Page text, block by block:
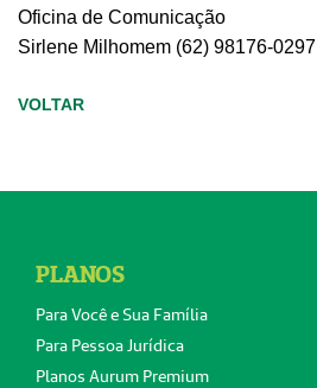
Oficina de Comunicação
Sirlene Milhomem (62) 98176-0297
VOLTAR
PLANOS
Para Você e Sua Família
Para Pessoa Jurídica
Planos Aurum Premium